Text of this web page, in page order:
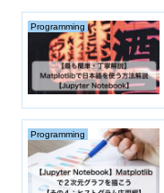
Programming
Programming